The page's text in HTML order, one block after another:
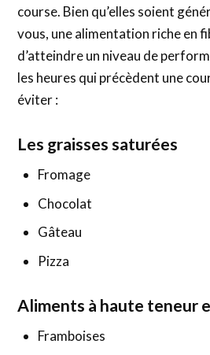
course. Bien qu’elles soient
vous, une alimentation riche en
d’atteindre un niveau de
les heures qui précèdent une
éviter :
Les graisses saturées
Fromage
Chocolat
Gâteau
Pizza
Aliments à haute teneur
Framboises